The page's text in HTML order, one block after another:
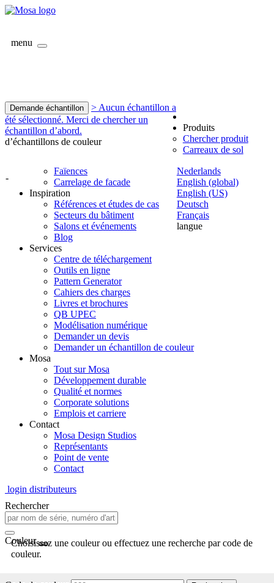
menu
Demande échantillon
> Aucun échantillon a
été sélectionné. Merci de chercher un
échantillon d’abord.
d’échantillons de couleur
-
Nederlands
English (global)
English (US)
Deutsch
Français
langue
Produits
Chercher produit
Carreaux de sol
Faïences
Carrelage de facade
Inspiration
Références et études de cas
Secteurs du bâtiment
Salons et événements
Blog
Services
Centre de téléchargement
Outils en ligne
Pattern Generator
Cahiers des charges
Livres et brochures
QB UPEC
Modélisation numérique
Demander un devis
Demander un échantillon de couleur
Mosa
Tout sur Mosa
Développement durable
Qualité et normes
Corporate solutions
Emplois et carriere
Contact
Mosa Design Studios
Représentants
Point de vente
Contact
login distributeurs
Rechercher
Couleur
Choisissez une couleur ou effectuez une recherche par code de
couleur.